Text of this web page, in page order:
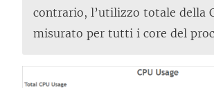
contrario, l’utilizzo totale della
misurato per tutti i core del